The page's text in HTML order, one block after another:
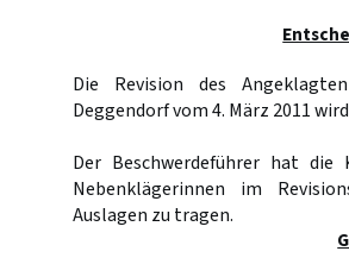
Die Revision des
Deggendorf vom 4. März 2011
Der Beschwerdeführer hat
Nebenklägerinnen im
Auslagen zu tragen.